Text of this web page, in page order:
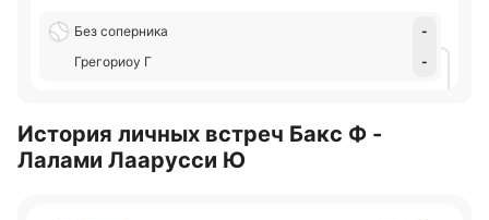
Без соперника
-
Грегориоу Г
-
История личных встреч Бакс Ф -
Лалами Лаарусси Ю